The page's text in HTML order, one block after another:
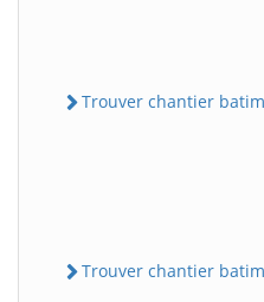
Trouver chantier
Trouver chantier